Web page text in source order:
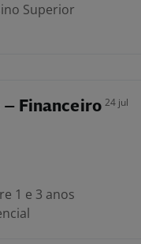
Superior
Financeiro 24 jul
1 e 3 anos